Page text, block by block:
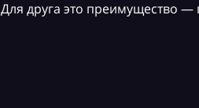
Для друга это преимущество —